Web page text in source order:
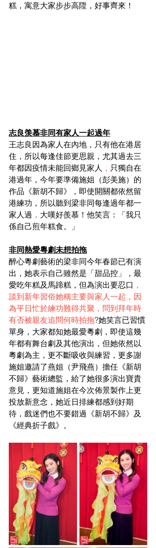
糕，寓意大家步步高陞，好事齊來！
志良羡慕非同有家人一起過年
王志良因為家人在內地，只有他在港居
住，所以每逢佳節更思親，尤其過去三
年都因疫情未能回鄉見家人 ， 只獨自在
港過年，今年要準備施姐（彭美施）的
作品《新胡不歸》，即使開關都依然留
港練功，所以聽到梁非同每逢過年都一
家人過 ， 大嘆好羨慕！他笑言：「我只
係自己煎年糕食。」
非同熱愛粵劇未想拍拖
醉心粵劇藝術的梁非同今年春節已有演
出，她表示自己雖然是「甜品控」，最
愛吃年糕及馬蹄糕，但為演出要忍口 ，
談到新年習俗她稱主要與家人一起，因
為平日忙於練功難得共聚，問到拜年時
有否被親友追問何時拍拖?她笑言已習慣
單身，大家都知她最愛粵劇，即使這幾
年都有舞台劇及其他演出，但她依然以
粵劇為主，更不斷吸收與練習，更多謝
施姐邀請了燕姐（尹飛燕）擔任《新胡
不歸》藝術總監，給了她很多演出寶貴
意見，更知道施姐在今次佈景製作上更
投放新意念，她近日排練都感到好期
待，戲迷們也不要錯過《新胡不歸》及
《經典折子戲》。